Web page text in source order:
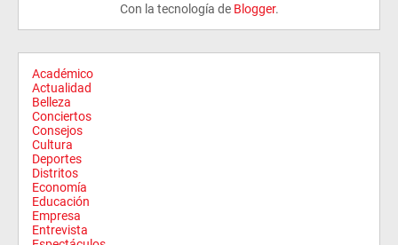
Con la tecnología de Blogger.
Académico
Actualidad
Belleza
Conciertos
Consejos
Cultura
Deportes
Distritos
Economía
Educación
Empresa
Entrevista